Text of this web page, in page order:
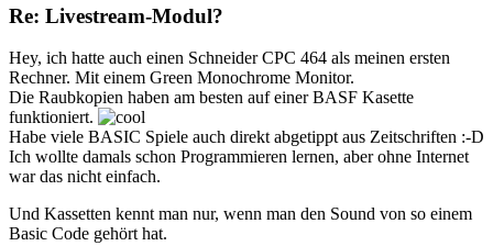
Re: Livestream-Modul?
Hey, ich hatte auch einen Schneider CPC 464 als meinen ersten
Rechner. Mit einem Green Monochrome Monitor.
Die Raubkopien haben am besten auf einer BASF Kasette
funktioniert.
Habe viele BASIC Spiele auch direkt abgetippt aus Zeitschriften :-D
Ich wollte damals schon Programmieren lernen, aber ohne Internet
war das nicht einfach.
Und Kassetten kennt man nur, wenn man den Sound von so einem
Basic Code gehört hat.